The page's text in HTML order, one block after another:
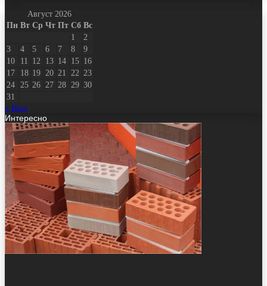
Август 2026
Пн Вт Ср Чт Пт Сб Вс
1
2
3
4 5 6 7 8
9
10
11 12 13 14 15 16
17
18 19 20 21 22 23
24
25 26 27 28 29 30
31
« Июл
Интересно